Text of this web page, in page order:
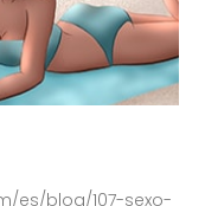
es/blog/107-sexo-